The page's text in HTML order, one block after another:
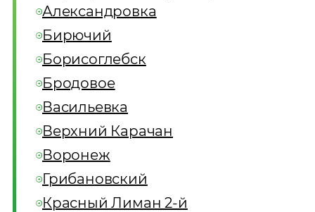
Александровка
Бирючий
Борисоглебск
Бродовое
Васильевка
Верхний Карачан
Воронеж
Грибановский
Красный Лиман 2-й